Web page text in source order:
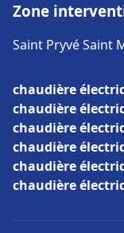
Zone
Saint Pryvé Saint
chaudière
chaudière
chaudière
chaudière
chaudière
chaudière